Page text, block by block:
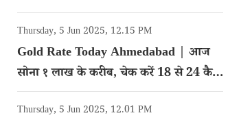
कैरेट गोल्ड का रेट
Thursday, 5 Jun 2025, 12.15 PM
Gold Rate Today Ahmedabad | आज
सोना १ लाख के करीब, चेक करें 18 से 24 कैरेट
गोल्ड का रेट
Thursday, 5 Jun 2025, 12.01 PM